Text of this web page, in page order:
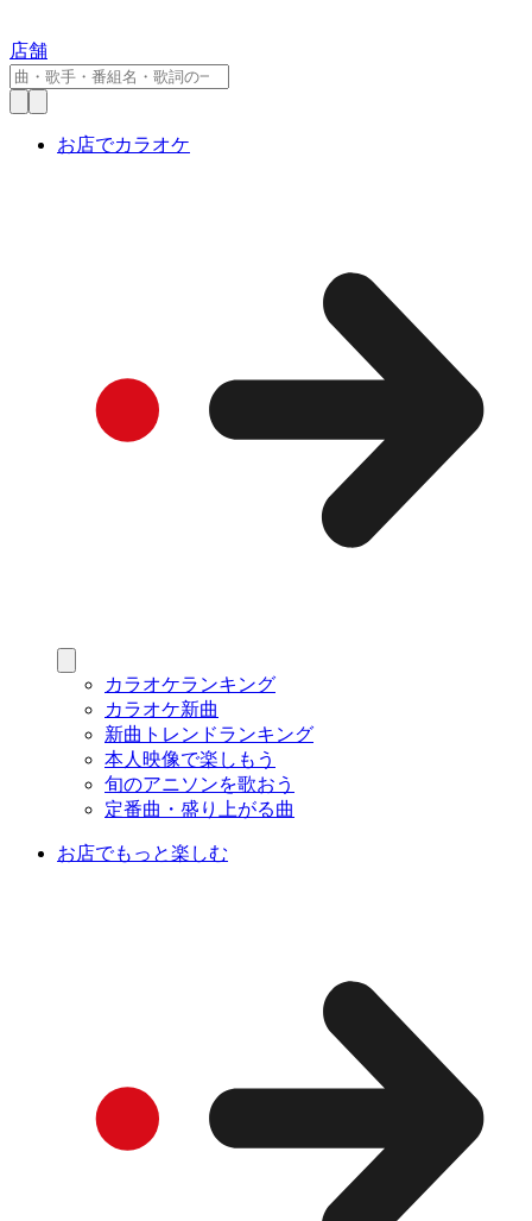
店舗
お店でカラオケ
カラオケランキング
カラオケ新曲
新曲トレンドランキング
本人映像で楽しもう
旬のアニソンを歌おう
定番曲・盛り上がる曲
お店でもっと楽しむ